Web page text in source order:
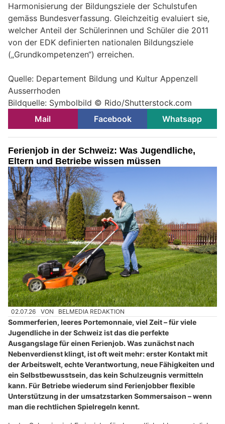
Harmonisierung der Bildungsziele der Schulstufen
gemäss Bundesverfassung. Gleichzeitig evaluiert sie,
welcher Anteil der Schülerinnen und Schüler die 2011
von der EDK definierten nationalen Bildungsziele
(„Grundkompetenzen“) erreichen.
Quelle: Departement Bildung und Kultur Appenzell
Ausserrhoden
Bildquelle: Symbolbild © Rido/Shutterstock.com
Mail
Facebook Whatsapp
Ferienjob in der Schweiz: Was Jugendliche,
Eltern und Betriebe wissen müssen
02.07.26 VON BELMEDIA REDAKTION
Sommerferien, leeres Portemonnaie, viel Zeit – für viele
Jugendliche in der Schweiz ist das die perfekte
Ausgangslage für einen Ferienjob. Was zunächst nach
Nebenverdienst klingt, ist oft weit mehr: erster Kontakt mit
der Arbeitswelt, echte Verantwortung, neue Fähigkeiten und
ein Selbstbewusstsein, das kein Schulzeugnis vermitteln
kann. Für Betriebe wiederum sind Ferienjobber flexible
Unterstützung in der umsatzstarken Sommersaison – wenn
man die rechtlichen Spielregeln kennt.